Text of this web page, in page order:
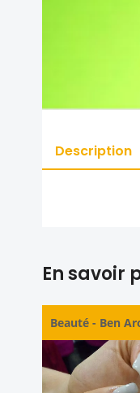
Description
En savoir
Beauté - Ben